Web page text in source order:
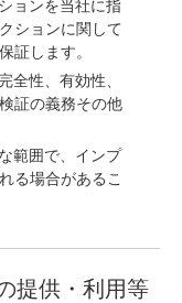
ョンを当社に指
ションに関して
証します。
全性、有効性、
証の義務その他
範囲で、インプ
る場合があるこ
提供・利用等